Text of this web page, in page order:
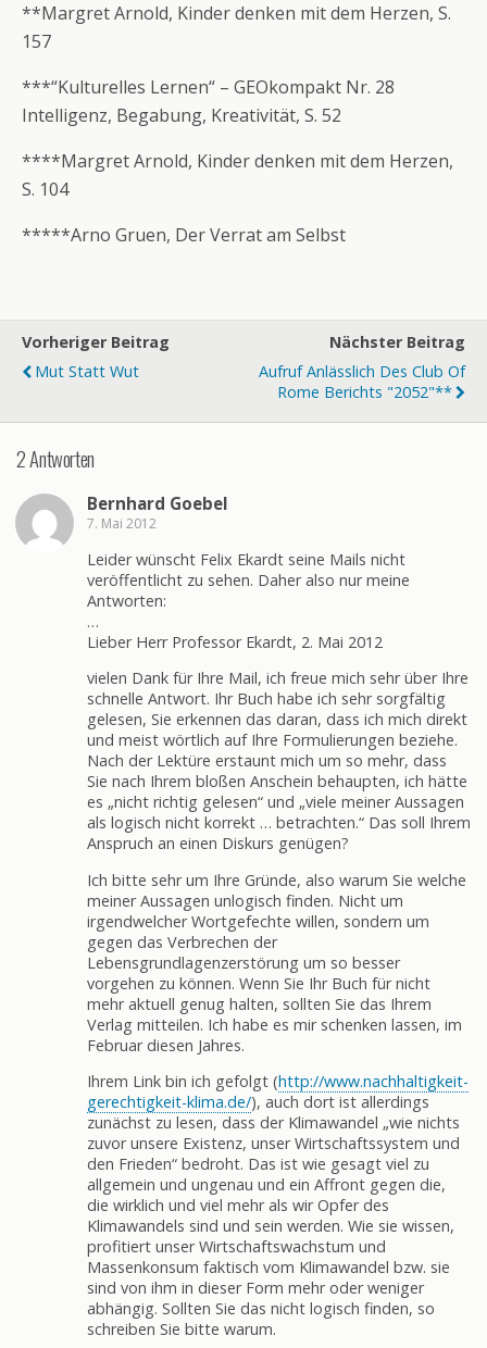
**Margret Arnold, Kinder denken mit dem Herzen, S.
157
***“Kulturelles Lernen“ – GEOkompakt Nr. 28
Intelligenz, Begabung, Kreativität, S. 52
****Margret Arnold, Kinder denken mit dem Herzen,
S. 104
*****Arno Gruen, Der Verrat am Selbst
Vorheriger Beitrag
Mut Statt Wut
Nächster Beitrag
Aufruf Anlässlich Des Club Of
Rome Berichts "2052"**
2 Antworten
Bernhard Goebel
7. Mai 2012
Leider wünscht Felix Ekardt seine Mails nicht
veröffentlicht zu sehen. Daher also nur meine
Antworten:
…
Lieber Herr Professor Ekardt, 2. Mai 2012
vielen Dank für Ihre Mail, ich freue mich sehr über Ihre
schnelle Antwort. Ihr Buch habe ich sehr sorgfältig
gelesen, Sie erkennen das daran, dass ich mich direkt
und meist wörtlich auf Ihre Formulierungen beziehe.
Nach der Lektüre erstaunt mich um so mehr, dass
Sie nach Ihrem bloßen Anschein behaupten, ich hätte
es „nicht richtig gelesen“ und „viele meiner Aussagen
als logisch nicht korrekt … betrachten.“ Das soll Ihrem
Anspruch an einen Diskurs genügen?
Ich bitte sehr um Ihre Gründe, also warum Sie welche
meiner Aussagen unlogisch finden. Nicht um
irgendwelcher Wortgefechte willen, sondern um
gegen das Verbrechen der
Lebensgrundlagenzerstörung um so besser
vorgehen zu können. Wenn Sie Ihr Buch für nicht
mehr aktuell genug halten, sollten Sie das Ihrem
Verlag mitteilen. Ich habe es mir schenken lassen, im
Februar diesen Jahres.
Ihrem Link bin ich gefolgt (http://www.nachhaltigkeit-
gerechtigkeit-klima.de/), auch dort ist allerdings
zunächst zu lesen, dass der Klimawandel „wie nichts
zuvor unsere Existenz, unser Wirtschaftssystem und
den Frieden“ bedroht. Das ist wie gesagt viel zu
allgemein und ungenau und ein Affront gegen die,
die wirklich und viel mehr als wir Opfer des
Klimawandels sind und sein werden. Wie sie wissen,
profitiert unser Wirtschaftswachstum und
Massenkonsum faktisch vom Klimawandel bzw. sie
sind von ihm in dieser Form mehr oder weniger
abhängig. Sollten Sie das nicht logisch finden, so
schreiben Sie bitte warum.